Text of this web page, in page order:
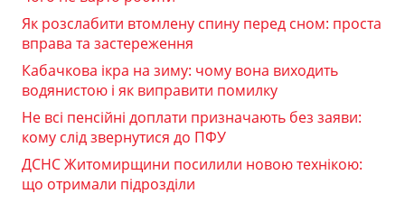
Як розслабити втомлену спину перед сном: проста
вправа та застереження
Кабачкова ікра на зиму: чому вона виходить
водянистою і як виправити помилку
Не всі пенсійні доплати призначають без заяви:
кому слід звернутися до ПФУ
ДСНС Житомирщини посилили новою технікою:
що отримали підрозділи